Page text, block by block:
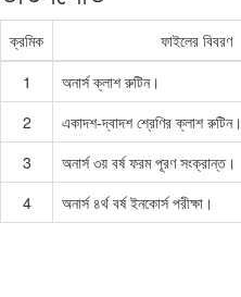
ক্রমিক ফাইলের বিবরণ
1
অনার্স ক্লাশ রুটিন।
2
একাদশ-দ্বাদশ শ্রেণির ক্লাশ রুটিন।
3
অনার্স ৩য় বর্ষ ফরম পূরণ সংক্রান্ত।
4
অনার্স ৪র্থ বর্ষ ইনকোর্স পরীক্ষা।